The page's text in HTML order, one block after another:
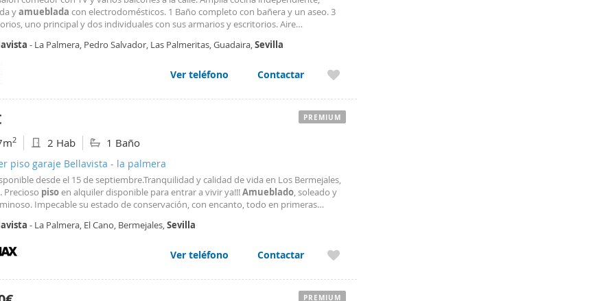
yamueblada con electrodomésticos. 1 Baño completo con bañera y un aseo. 3
uno principal y dos individuales con sus armarios y escritorios. Aire
cerca de todo tipo de servicios alrededor y parada de bus. NO ADMITE
llamar a ALQUICASA 954 22 16 00 -954 22 10 21 - 609 33 92 95.
- La Palmera, Pedro Salvador, Las Palmeritas, Guadaira,Sevilla
Ver teléfono Contactar
2 2 Hab 1 Baño
piso garaje Bellavista - la palmera
desde el 15 de septiembre.Tranquilidad y calidad de vida en Los Bermejales,
. Precioso pisoen alquiler disponible para entrar a vivir ya!!!Amueblado, soleado y
Impecable su estado de conservación, con encanto, todo en primeras
e independiente, dos dormitorios
- La Palmera, El Cano, Bermejales,Sevilla
Ver teléfono Contactar
PREMIUM
PREMIUM